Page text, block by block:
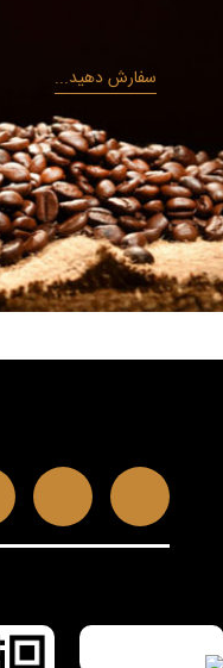
سفارش دهید...